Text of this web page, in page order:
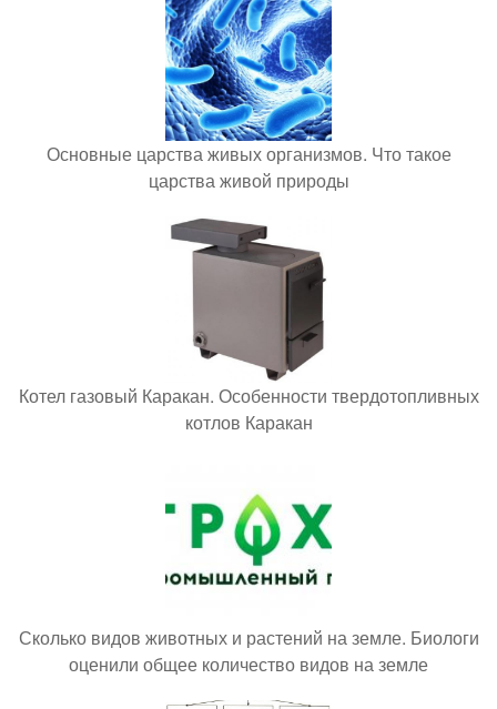
Основные царства живых организмов. Что такое
царства живой природы
Котел газовый Каракан. Особенности твердотопливных
котлов Каракан
Сколько видов животных и растений на земле. Биологи
оценили общее количество видов на земле